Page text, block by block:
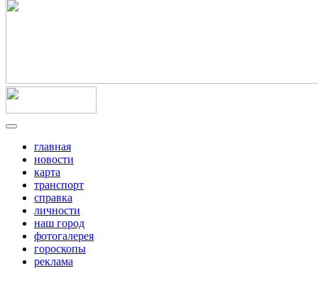
главная
новости
карта
транспорт
справка
личности
наш город
фотогалерея
гороскопы
реклама